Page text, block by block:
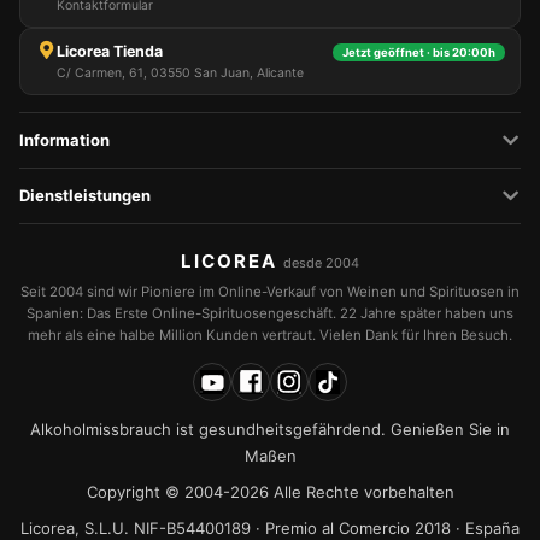
Kontaktformular
Licorea Tienda Jetzt geöffnet · bis 20:00h
C/ Carmen, 61, 03550 San Juan, Alicante
Information
Dienstleistungen
LICOREA desde 2004
Seit 2004 sind wir Pioniere im Online-Verkauf von Weinen und Spirituosen in
Spanien: Das Erste Online-Spirituosengeschäft. 22 Jahre später haben uns
mehr als eine halbe Million Kunden vertraut. Vielen Dank für Ihren Besuch.
Alkoholmissbrauch ist gesundheitsgefährdend. Genießen Sie in
Maßen
Copyright © 2004-2026 Alle Rechte vorbehalten
Licorea, S.L.U. NIF-B54400189 · Premio al Comercio 2018 · España